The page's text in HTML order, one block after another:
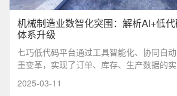
机械制造业数智化突围：解析AI+低
体系升级
七巧低代码平台通过‌工具智能化、协同自
重变革，实现了订单、库存、生产数据的
动态优化销售策略的过程中，重构了传统
链的创新性闭环。
2025-03-11